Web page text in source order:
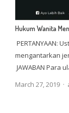
Hukum Wanita
PERTANYAAN:
mengantarkan
JAWABAN Para
March 27, 2019